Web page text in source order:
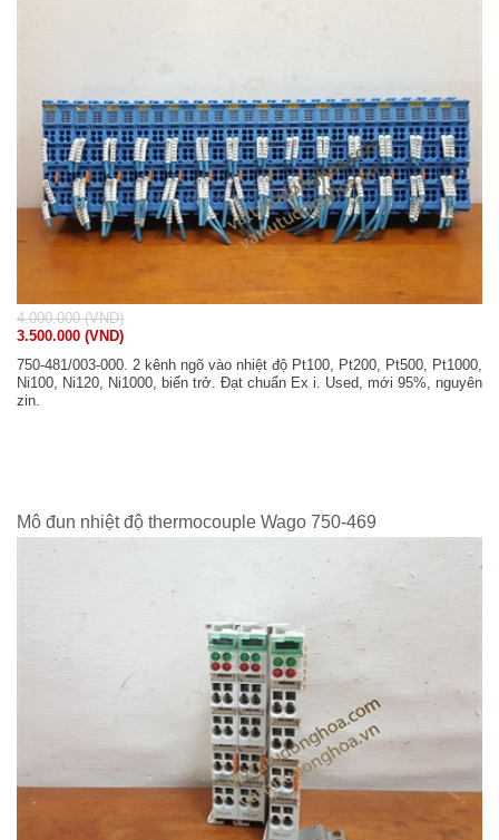
4.000.000 (VND)
3.500.000 (VND)
750-481/003-000. 2 kênh ngõ vào nhiệt độ Pt100, Pt200, Pt500, Pt1000,
Ni100, Ni120, Ni1000, biến trở. Đạt chuẩn Ex i. Used, mới 95%, nguyên
zin.
Mô đun nhiệt độ thermocouple Wago 750-469